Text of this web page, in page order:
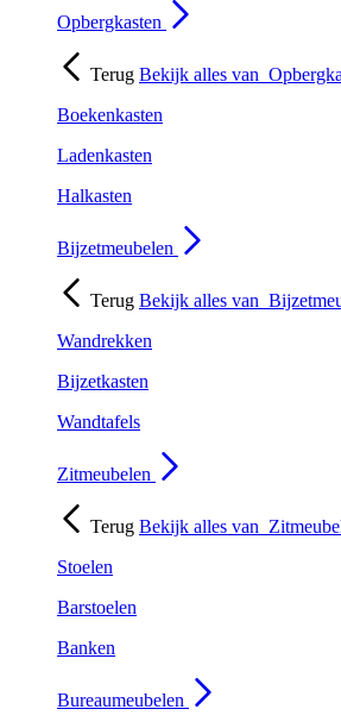
Opbergkasten
Terug Bekijk alles van
Boekenkasten
Ladenkasten
Halkasten
Bijzetmeubelen
Terug Bekijk alles van
Wandrekken
Bijzetkasten
Wandtafels
Zitmeubelen
Terug Bekijk alles van
Stoelen
Barstoelen
Banken
Bureaumeubelen